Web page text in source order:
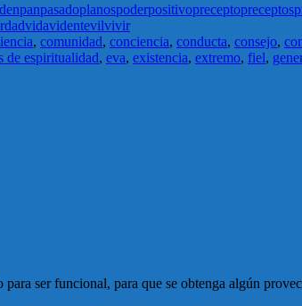
panpasadoplanospoderpositivopreceptopreceptos
vidavidentevilvivir
, comunidad, conciencia, conducta, consejo,
de espiritualidad, eva, existencia, extremo, fiel,
para ser funcional, para que se obtenga algún